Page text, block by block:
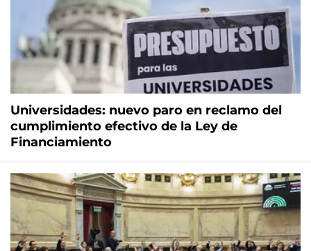
Universidades: nuevo paro en reclamo del
cumplimiento efectivo de la Ley de
Financiamiento